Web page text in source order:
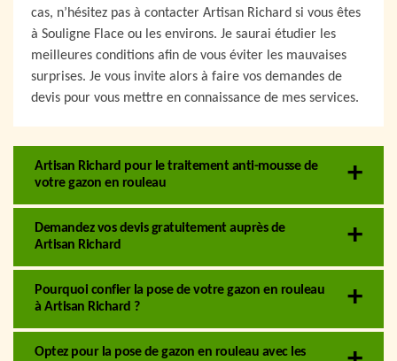
cas, n’hésitez pas à contacter Artisan Richard si vous êtes
à Souligne Flace ou les environs. Je saurai étudier les
meilleures conditions afin de vous éviter les mauvaises
surprises. Je vous invite alors à faire vos demandes de
devis pour vous mettre en connaissance de mes services.
Artisan Richard pour le traitement anti-mousse de
votre gazon en rouleau
Demandez vos devis gratuitement auprès de
Artisan Richard
Pourquoi confier la pose de votre gazon en rouleau
à Artisan Richard ?
Optez pour la pose de gazon en rouleau avec les